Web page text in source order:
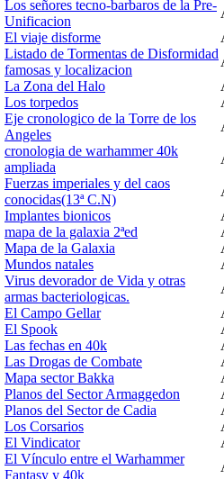
Los señores tecno-barbaros de la Pre-
Unificacion
El viaje disforme
Listado de Tormentas de Disformidad
famosas y localizacion
La Zona del Halo
Los torpedos
Eje cronologico de la Torre de los
Angeles
cronologia de warhammer 40k
ampliada
Fuerzas imperiales y del caos
conocidas(13ª C.N)
Implantes bionicos
mapa de la galaxia 2ªed
Mapa de la Galaxia
Mundos natales
Virus devorador de Vida y otras
armas bacteriologicas.
El Campo Gellar
El Spook
Las fechas en 40k
Las Drogas de Combate
Mapa sector Bakka
Planos del Sector Armaggedon
Planos del Sector de Cadia
Los Corsarios
El Vindicator
El Vínculo entre el Warhammer
Fantasy y 40k